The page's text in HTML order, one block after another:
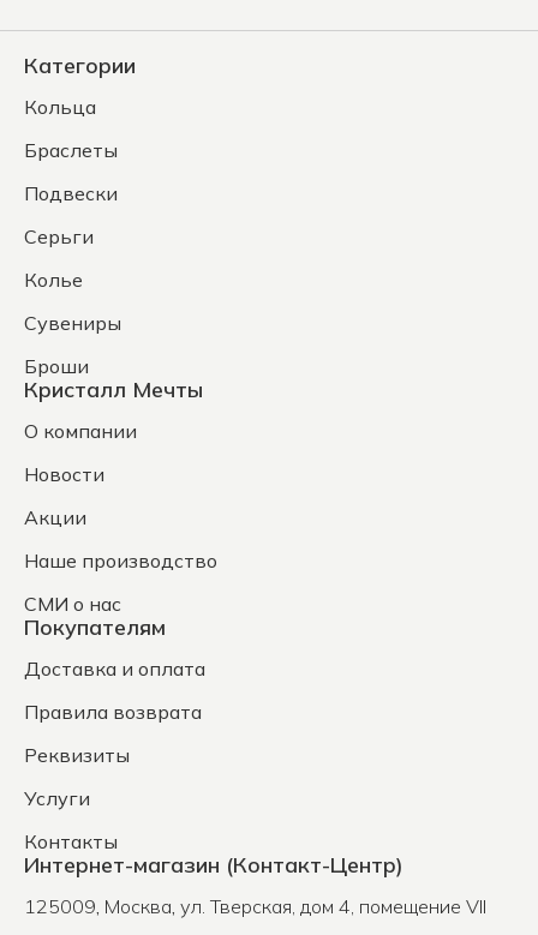
Категории
Кольца
Браслеты
Подвески
Серьги
Колье
Сувениры
Броши
Кристалл Мечты
О компании
Новости
Акции
Наше производство
СМИ о нас
Покупателям
Доставка и оплата
Правила возврата
Реквизиты
Услуги
Контакты
Интернет-магазин (Контакт-Центр)
125009, Москва, ул. Тверская, дом 4, помещение VII